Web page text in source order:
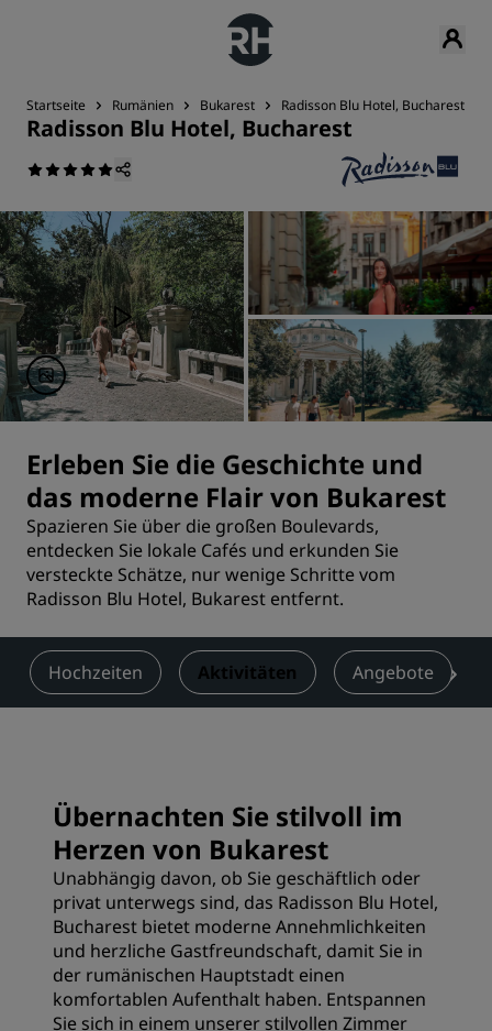
Startseite Rumänien Bukarest Radisson Blu Hotel, Bucharest
Radisson Blu Hotel, Bucharest
Erleben Sie die Geschichte und
das moderne Flair von Bukarest
Spazieren Sie über die großen Boulevards,
entdecken Sie lokale Cafés und erkunden Sie
versteckte Schätze, nur wenige Schritte vom
Radisson Blu Hotel, Bukarest entfernt.
Hochzeiten Aktivitäten Angebote
Übernachten Sie stilvoll im
Herzen von Bukarest
Unabhängig davon, ob Sie geschäftlich oder
privat unterwegs sind, das Radisson Blu Hotel,
Bucharest bietet moderne Annehmlichkeiten
und herzliche Gastfreundschaft, damit Sie in
der rumänischen Hauptstadt einen
komfortablen Aufenthalt haben. Entspannen
Sie sich in einem unserer stilvollen Zimmer